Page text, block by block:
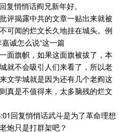
复悄悄话阎兄新年好。
评揭露中共的文章一贴出来就被
可闻的烂文长久地挂在城头。例
诚怎么说“这一篇
面旗帜，如果这面旗被拔了，本
就不会吸引人们来看了，所以老
文学城就是因为还有几个老阎这
真是不值得来，太多脑残的烂文
回复悄悄话武斗是为了革命理想
炮只是打群架吧？